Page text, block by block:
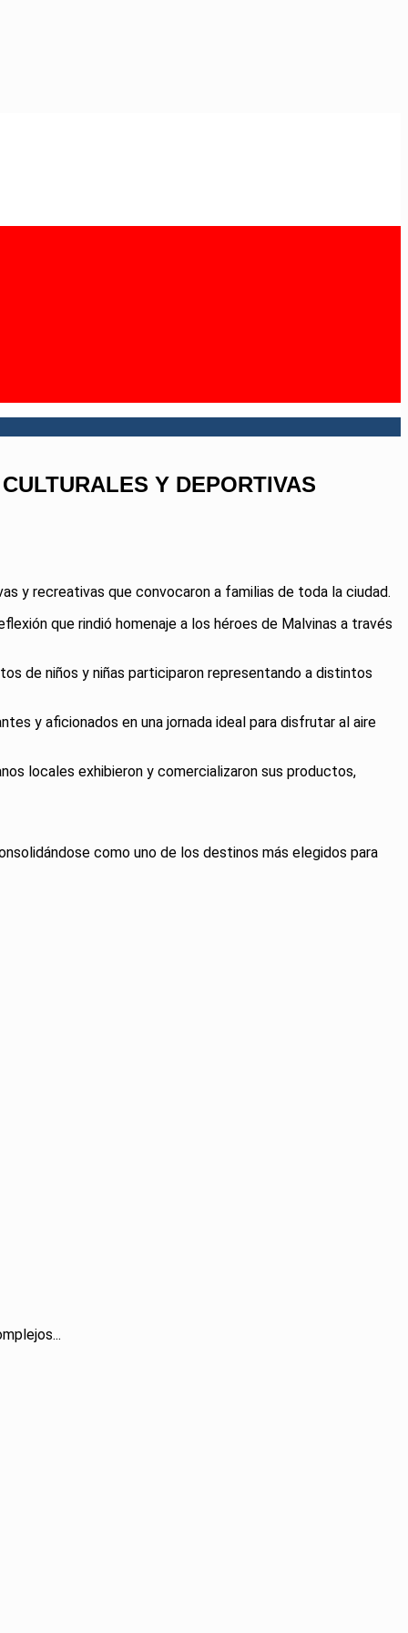
Y DEPORTIVAS
y recreativas que convocaron a familias de toda la ciudad.
que rindió homenaje a los héroes de Malvinas a través
de niños y niñas participaron representando a distintos
y aficionados en una jornada ideal para disfrutar al aire
locales exhibieron y comercializaron sus productos,
como uno de los destinos más elegidos para